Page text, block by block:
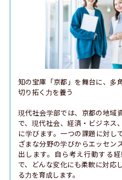
知の宝庫「京都」を舞台に、多
切り拓く力を養う
現代社会学部では、京都の地域
で、現代社会、経済・ビジネス
に学びます。一つの課題に対し
ざまな分野の学びからエッセン
出します。自ら考え行動する
で、どんな変化にも柔軟に対応
る力を育成します。